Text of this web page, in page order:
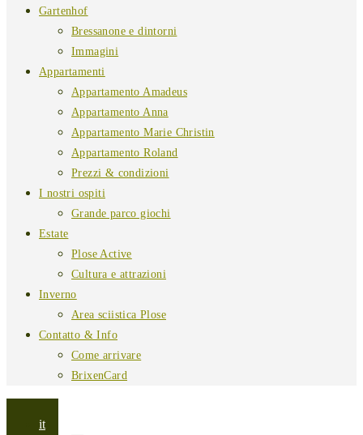
Gartenhof
Bressanone e dintorni
Immagini
Appartamenti
Appartamento Amadeus
Appartamento Anna
Appartamento Marie Christin
Appartamento Roland
Prezzi & condizioni
I nostri ospiti
Grande parco giochi
Estate
Plose Active
Cultura e attrazioni
Inverno
Area sciistica Plose
Contatto & Info
Come arrivare
BrixenCard
it